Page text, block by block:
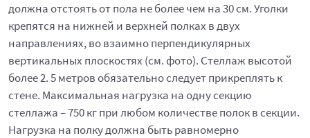
должна отстоять от пола не более чем на 30 см. Уголки
крепятся на нижней и верхней полках в двух
направлениях, во взаимно перпендикулярных
вертикальных плоскостях (см. фото). Стеллаж высотой
более 2. 5 метров обязательно следует прикреплять к
стене. Максимальная нагрузка на одну секцию
стеллажа – 750 кг при любом количестве полок в секции.
Нагрузка на полку должна быть равномерно